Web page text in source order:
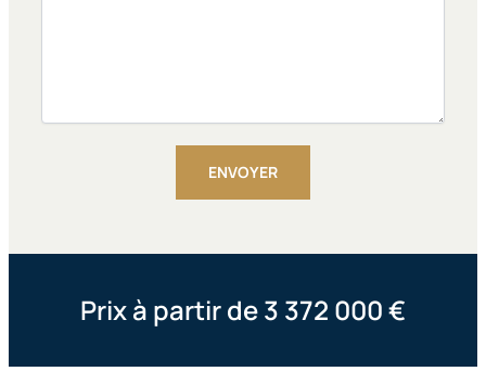
Prix à partir de 3 372 000 €
ENVOYER